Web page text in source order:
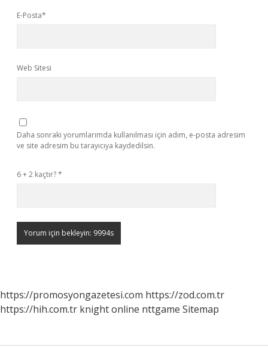
E-Posta*
Web Sitesi
Daha sonraki yorumlarımda kullanılması için adım, e-posta adresim
ve site adresim bu tarayıcıya kaydedilsin.
6 + 2 kaçtır?*
https://promosyongazetesi.com https://zod.com.tr
https://hih.com.tr knight online nttgame Sitemap